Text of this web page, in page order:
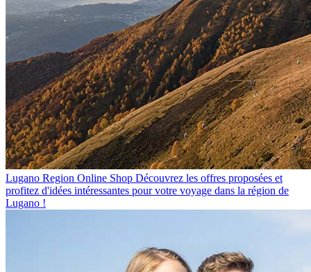
Lugano Region Online Shop Découvrez les offres proposées et
profitez d'idées intéressantes pour votre voyage dans la région de
Lugano !